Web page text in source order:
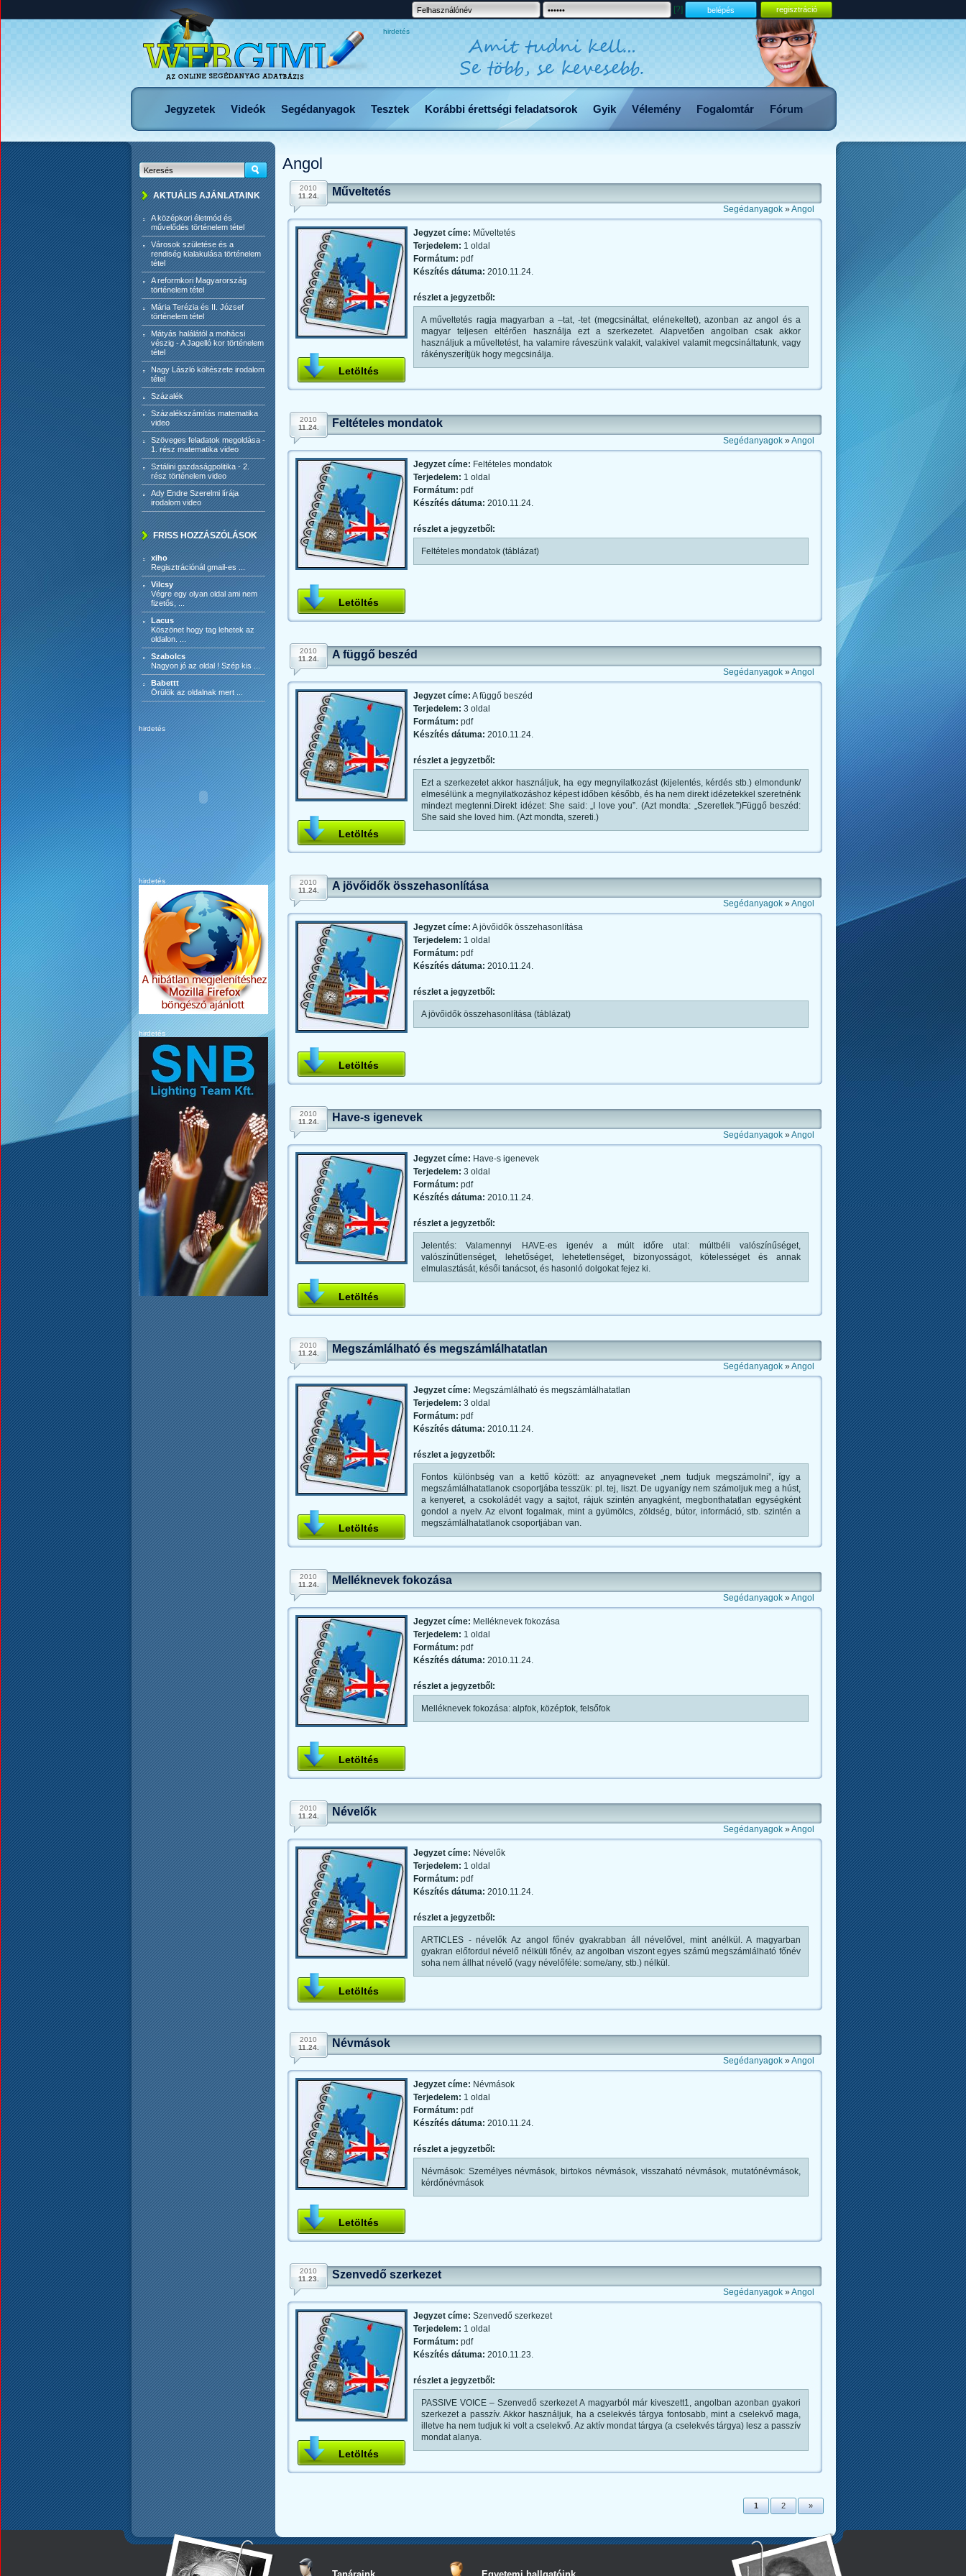
[?] regisztráció
hirdetés
Jegyzetek Videók Segédanyagok Tesztek Korábbi érettségi feladatsorok Gyik Vélemény Fogalomtár Fórum
AKTUÁLIS AJÁNLATAINK
A középkori életmód és
művelődés történelem tétel
Városok születése és a
rendiség kialakulása történelem
tétel
A reformkori Magyarország
történelem tétel
Mária Terézia és II. József
történelem tétel
Mátyás halálától a mohácsi
vészig - A Jagelló kor történelem
tétel
Nagy László költészete irodalom
tétel
Százalék
Százalékszámítás matematika
video
Szöveges feladatok megoldása -
1. rész matematika video
Sztálini gazdaságpolitika - 2.
rész történelem video
Ady Endre Szerelmi lírája
irodalom video
FRISS HOZZÁSZÓLÁSOK
xiho
Regisztrációnál gmail-es ...
Vilcsy
Végre egy olyan oldal ami nem
fizetős, ...
Lacus
Köszönet hogy tag lehetek az
oldalon. ...
Szabolcs
Nagyon jó az oldal ! Szép kis ...
Babettt
Örülök az oldalnak mert ...
hirdetés
hirdetés
hirdetés
Angol
2010
11.24.
Műveltetés
Segédanyagok »Angol
Letöltés
Jegyzet címe: Műveltetés
Terjedelem: 1 oldal
Formátum: pdf
Készítés dátuma: 2010.11.24.
részlet a jegyzetből:
A műveltetés ragja magyarban a –tat, -tet (megcsináltat, elénekeltet), azonban az angol és a
magyar teljesen eltérően használja ezt a szerkezetet. Alapvetően angolban csak akkor
használjuk a műveltetést, ha valamire ráveszünk valakit, valakivel valamit megcsináltatunk, vagy
rákényszerítjük hogy megcsinálja.
2010
11.24.
Feltételes mondatok
Segédanyagok »Angol
Letöltés
Jegyzet címe: Feltételes mondatok
Terjedelem: 1 oldal
Formátum: pdf
Készítés dátuma: 2010.11.24.
részlet a jegyzetből:
Feltételes mondatok (táblázat)
2010
11.24.
A függő beszéd
Segédanyagok »Angol
Letöltés
Jegyzet címe: A függő beszéd
Terjedelem: 3 oldal
Formátum: pdf
Készítés dátuma: 2010.11.24.
részlet a jegyzetből:
Ezt a szerkezetet akkor használjuk, ha egy megnyilatkozást (kijelentés, kérdés stb.) elmondunk/
elmesélünk a megnyilatkozáshoz képest időben később, és ha nem direkt idézetekkel szeretnénk
mindezt megtenni.Direkt idézet: She said: „I love you”. (Azt mondta: „Szeretlek.”)Függő beszéd:
She said she loved him. (Azt mondta, szereti.)
2010
11.24.
A jövőidők összehasonlítása
Segédanyagok »Angol
Letöltés
Jegyzet címe: A jövőidők összehasonlítása
Terjedelem: 1 oldal
Formátum: pdf
Készítés dátuma: 2010.11.24.
részlet a jegyzetből:
A jövőidők összehasonlítása (táblázat)
2010
11.24.
Have-s igenevek
Segédanyagok »Angol
Letöltés
Jegyzet címe: Have-s igenevek
Terjedelem: 3 oldal
Formátum: pdf
Készítés dátuma: 2010.11.24.
részlet a jegyzetből:
Jelentés: Valamennyi HAVE-es igenév a múlt időre utal: múltbéli valószínűséget,
valószínűtlenséget, lehetőséget, lehetetlenséget, bizonyosságot, kötelességet és annak
elmulasztását, késői tanácsot, és hasonló dolgokat fejez ki.
2010
11.24.
Megszámlálható és megszámlálhatatlan
Segédanyagok »Angol
Letöltés
Jegyzet címe: Megszámlálható és megszámlálhatatlan
Terjedelem: 3 oldal
Formátum: pdf
Készítés dátuma: 2010.11.24.
részlet a jegyzetből:
Fontos különbség van a kettő között: az anyagneveket „nem tudjuk megszámolni”, így a
megszámlálhatatlanok csoportjába tesszük: pl. tej, liszt. De ugyanígy nem számoljuk meg a húst,
a kenyeret, a csokoládét vagy a sajtot, rájuk szintén anyagként, megbonthatatlan egységként
gondol a nyelv. Az elvont fogalmak, mint a gyümölcs, zöldség, bútor, információ, stb. szintén a
megszámlálhatatlanok csoportjában van.
2010
11.24.
Melléknevek fokozása
Segédanyagok »Angol
Letöltés
Jegyzet címe: Melléknevek fokozása
Terjedelem: 1 oldal
Formátum: pdf
Készítés dátuma: 2010.11.24.
részlet a jegyzetből:
Melléknevek fokozása: alpfok, középfok, felsőfok
2010
11.24.
Névelők
Segédanyagok »Angol
Letöltés
Jegyzet címe: Névelők
Terjedelem: 1 oldal
Formátum: pdf
Készítés dátuma: 2010.11.24.
részlet a jegyzetből:
ARTICLES - névelők Az angol főnév gyakrabban áll névelővel, mint anélkül. A magyarban
gyakran előfordul névelő nélküli főnév, az angolban viszont egyes számú megszámlálható főnév
soha nem állhat névelő (vagy névelőféle: some/any, stb.) nélkül.
2010
11.24.
Névmások
Segédanyagok »Angol
Letöltés
Jegyzet címe: Névmások
Terjedelem: 1 oldal
Formátum: pdf
Készítés dátuma: 2010.11.24.
részlet a jegyzetből:
Névmások: Személyes névmások, birtokos névmások, visszaható névmások, mutatónévmások,
kérdőnévmások
2010
11.23.
Szenvedő szerkezet
Segédanyagok »Angol
Letöltés
Jegyzet címe: Szenvedő szerkezet
Terjedelem: 1 oldal
Formátum: pdf
Készítés dátuma: 2010.11.23.
részlet a jegyzetből:
PASSIVE VOICE – Szenvedő szerkezet A magyarból már kiveszett1, angolban azonban gyakori
szerkezet a passzív. Akkor használjuk, ha a cselekvés tárgya fontosabb, mint a cselekvő maga,
illetve ha nem tudjuk ki volt a cselekvő. Az aktív mondat tárgya (a cselekvés tárgya) lesz a passzív
mondat alanya.
1 2 »